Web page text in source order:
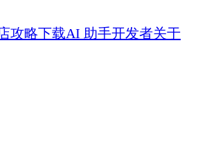
攻略下载AI 助手开发者关于